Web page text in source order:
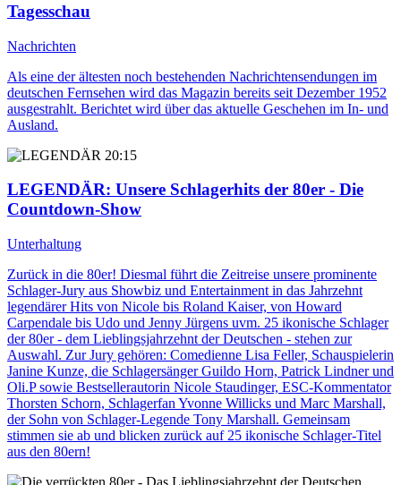
Tagesschau
Nachrichten
Als eine der ältesten noch bestehenden Nachrichtensendungen im
deutschen Fernsehen wird das Magazin bereits seit Dezember 1952
ausgestrahlt. Berichtet wird über das aktuelle Geschehen im In- und
Ausland.
20:15
LEGENDÄR: Unsere Schlagerhits der 80er - Die
Countdown-Show
Unterhaltung
Zurück in die 80er! Diesmal führt die Zeitreise unsere prominente
Schlager-Jury aus Showbiz und Entertainment in das Jahrzehnt
legendärer Hits von Nicole bis Roland Kaiser, von Howard
Carpendale bis Udo und Jenny Jürgens uvm. 25 ikonische Schlager
der 80er - dem Lieblingsjahrzehnt der Deutschen - stehen zur
Auswahl. Zur Jury gehören: Comedienne Lisa Feller, Schauspielerin
Janine Kunze, die Schlagersänger Guildo Horn, Patrick Lindner und
Oli.P sowie Bestsellerautorin Nicole Staudinger, ESC-Kommentator
Thorsten Schorn, Schlagerfan Yvonne Willicks und Marc Marshall,
der Sohn von Schlager-Legende Tony Marshall. Gemeinsam
stimmen sie ab und blicken zurück auf 25 ikonische Schlager-Titel
aus den 80ern!